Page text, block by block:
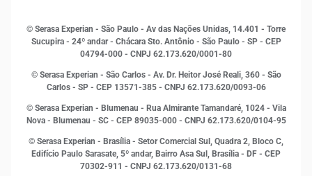
Inovação e Tecnologia
Leis e impostos
Marketing
Open Finance
Proteção de Dados
Sustentabilidade Corporativa
© Serasa Experian - São Paulo - Av das Nações Unidas, 14.401 - Torre
Sucupira - 24º andar - Chácara Sto. Antônio - São Paulo - SP - CEP
04794-000 - CNPJ 62.173.620/0001-80
© Serasa Experian - São Carlos - Av. Dr. Heitor José Reali, 360 - São
Carlos - SP - CEP 13571-385 - CNPJ 62.173.620/0093-06
© Serasa Experian - Blumenau - Rua Almirante Tamandaré, 1024 - Vila
Nova - Blumenau - SC - CEP 89035-000 - CNPJ 62.173.620/0104-95
© Serasa Experian - Brasília - Setor Comercial Sul, Quadra 2, Bloco C,
Edifício Paulo Sarasate, 5º andar, Bairro Asa Sul, Brasília - DF - CEP
70302-911 - CNPJ 62.173.620/0131-68